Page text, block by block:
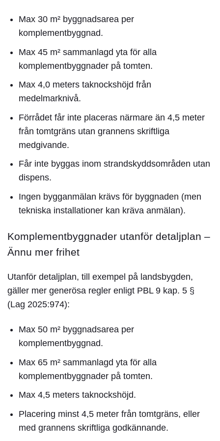
Max 30 m² byggnadsarea per
komplementbyggnad.
Max 45 m² sammanlagd yta för alla
komplementbyggnader på tomten.
Max 4,0 meters taknockshöjd från
medelmarknivå.
Förrådet får inte placeras närmare än 4,5 meter
från tomtgräns utan grannens skriftliga
medgivande.
Får inte byggas inom strandskyddsområden utan
dispens.
Ingen bygganmälan krävs för byggnaden (men
tekniska installationer kan kräva anmälan).
Komplementbyggnader utanför detaljplan –
Ännu mer frihet
Utanför detaljplan, till exempel på landsbygden,
gäller mer generösa regler enligt PBL 9 kap. 5 §
(Lag 2025:974):
Max 50 m² byggnadsarea per
komplementbyggnad.
Max 65 m² sammanlagd yta för alla
komplementbyggnader på tomten.
Max 4,5 meters taknockshöjd.
Placering minst 4,5 meter från tomtgräns, eller
med grannens skriftliga godkännande.